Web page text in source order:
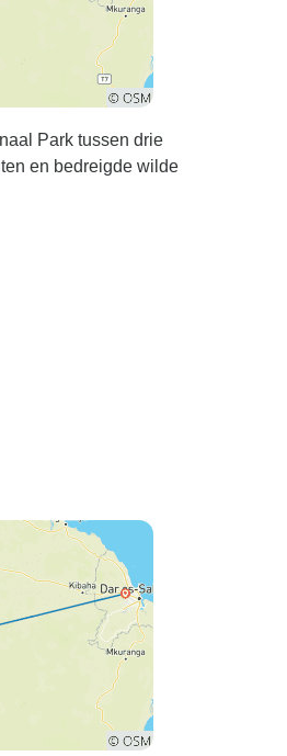
Park tussen drie
en bedreigde wilde